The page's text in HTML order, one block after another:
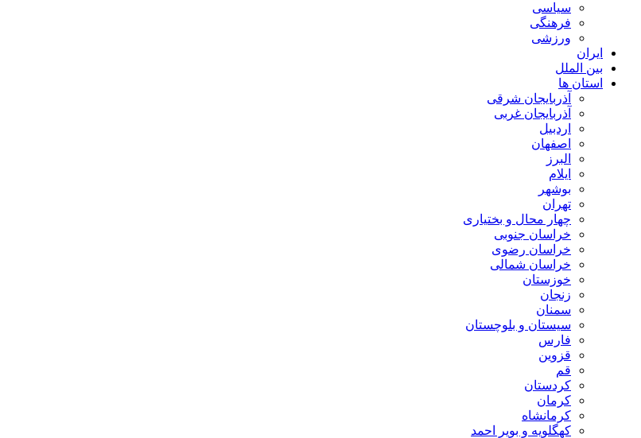
سیاسی
فرهنگی
ورزشی
ایران
بین الملل
استان ها
آذربایجان شرقی
آذربایجان غربی
اردبیل
اصفهان
البرز
ایلام
بوشهر
تهران
چهار محال و بختیاری
خراسان جنوبی
خراسان رضوی
خراسان شمالی
خوزستان
زنجان
سمنان
سیستان و بلوچستان
فارس
قزوین
قم
کردستان
کرمان
کرمانشاه
کهگلویه و بویر احمد